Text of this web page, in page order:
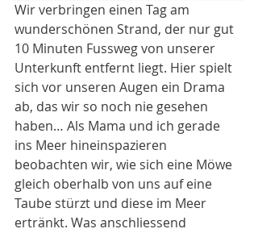
Wir verbringen einen Tag am
wunderschönen Strand, der nur gut
10 Minuten Fussweg von unserer
Unterkunft entfernt liegt. Hier spielt
sich vor unseren Augen ein Drama
ab, das wir so noch nie gesehen
haben… Als Mama und ich gerade
ins Meer hineinspazieren
beobachten wir, wie sich eine Möwe
gleich oberhalb von uns auf eine
Taube stürzt und diese im Meer
ertränkt. Was anschliessend